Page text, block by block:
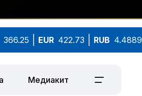
366.25 EUR 422.73 RUB 4.4889
Медиакит